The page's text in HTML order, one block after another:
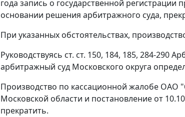
года запись о государственной
основании решения арбитражного суда,
При указанных обстоятельствах,
Руководствуясь ст. ст. 150, 184, 185, 284-290
арбитражный суд Московского округа
Производство по кассационной жалобе ОАО
Московской области и постановление от
прекратить.